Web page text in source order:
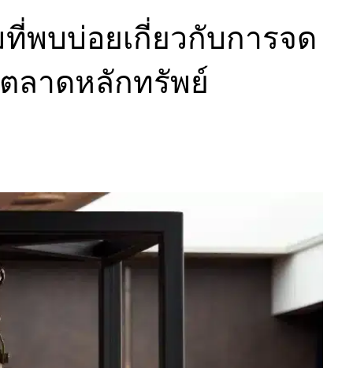
พบบ่อยเกี่ยวกับการจด
ลาดหลักทรัพย์